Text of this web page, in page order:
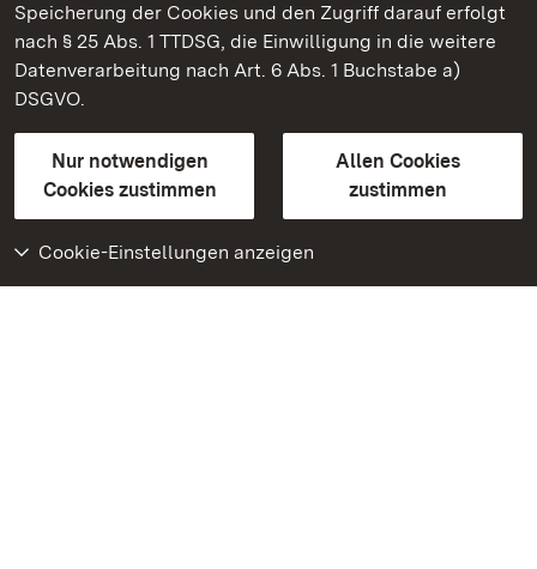
Speicherung der Cookies und den Zugriff darauf erfolgt
nach § 25 Abs. 1 TTDSG, die Einwilligung in die weitere
Datenverarbeitung nach Art. 6 Abs. 1 Buchstabe a)
DSGVO.
Nur notwendigen
Cookies zustimmen
Allen Cookies
zustimmen
Cookie-Einstellungen anzeigen
Staatliche Schlösser und Gärten Baden-Württemberg
Kontakt
GebärdenspracheLeichte Sprache
Erklärung zur Barrierefreiheit
BITV-konform (geprüfte Seiten)
Weiteres